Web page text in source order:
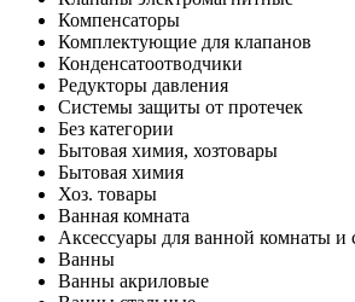
Компенсаторы
Комплектующие для клапанов
Конденсатоотводчики
Редукторы давления
Системы защиты от протечек
Без категории
Бытовая химия, хозтовары
Бытовая химия
Хоз. товары
Ванная комната
Аксессуары для ванной комнаты и
Ванны
Ванны акриловые